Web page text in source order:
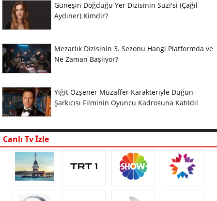
Güneşin Doğduğu Yer Dizisinin Suzi'si (Çağıl
Aydıner) Kimdir?
Mezarlık Dizisinin 3. Sezonu Hangi Platformda ve
Ne Zaman Başlıyor?
Yiğit Özşener Muzaffer Karakteriyle Düğün
Şarkıcısı Filminin Oyuncu Kadrosuna Katıldı!
Canlı Tv İzle